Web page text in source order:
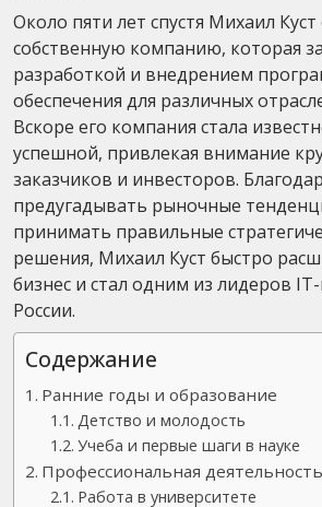
Около пяти лет спустя Михаил
собственную компанию, которая
разработкой и внедрением
обеспечения для различных
Вскоре его компания стала
успешной, привлекая внимание
заказчиков и инвесторов.
предугадывать рыночные
принимать правильные
решения, Михаил Куст быстро
бизнес и стал одним из лидеров
России.
Содержание
Ранние годы и образование
Детство и молодость
Учеба и первые шаги в науке
Профессиональная деятельность
Работа в университете